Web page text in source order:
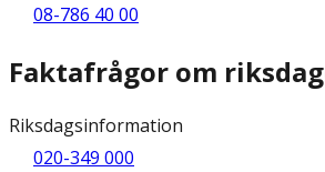
08-786 40 00
Faktafrågor om
Riksdagsinformation
020-349 000